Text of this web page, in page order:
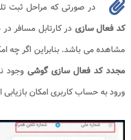
در صورتی که مراحل ثبت
کد فعال سازی
مشاهده می باشد. بنابراین اگر چه
مجدد کد فعال سازی گوشی وجود
ورود به حساب کاربری امکان